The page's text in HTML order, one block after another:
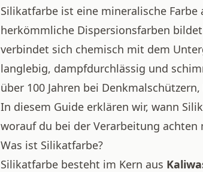
Silikatfarbe ist eine mineralische Farbe
herkömmliche Dispersionsfarben
verbindet sich chemisch mit dem
langlebig, dampfdurchlässig und
über 100 Jahren bei
In diesem Guide erklären wir, wann
worauf du bei der Verarbeitung achten
Was ist Silikatfarbe?
Silikatfarbe besteht im Kern aus